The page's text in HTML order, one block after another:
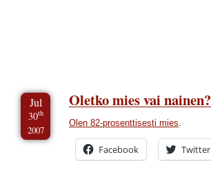
Jul
30th
2007
Oletko mies vai nainen?
Olen 82-prosenttisesti mies
Facebook Twitter